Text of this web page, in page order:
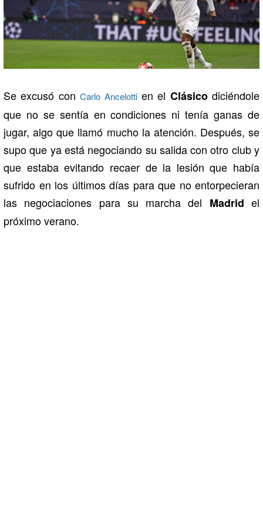
Se excusó conCarlo Ancelottien el Clásico diciéndole
que no se sentía en condiciones ni tenía ganas de
jugar, algo que llamó mucho la atención. Después, se
supo que ya está negociando su salida con otro club y
que estaba evitando recaer de la lesión que había
sufrido en los últimos días para que no entorpecieran
las negociaciones para su marcha del Madridel
próximo verano.